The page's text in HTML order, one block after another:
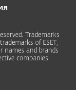
Trademarks
of ESET,
names and brands
companies.